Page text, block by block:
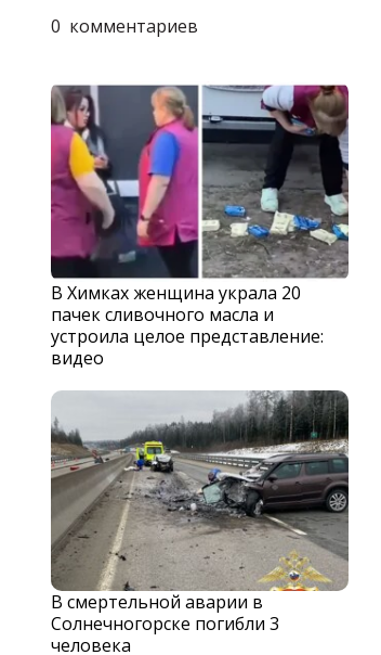
0 комментариев
В Химках женщина украла 20
пачек сливочного масла и
устроила целое представление:
видео
В смертельной аварии в
Солнечногорске погибли 3
человека